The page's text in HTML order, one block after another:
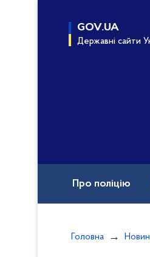
GOV.UA
Державні сайти
Про поліцію
Головна